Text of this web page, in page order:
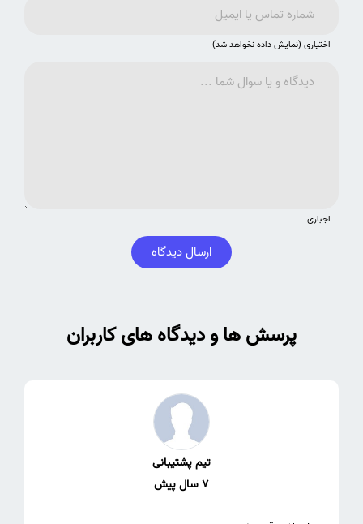
اختیاری (نمایش داده نخواهد شد)
اجباری
ارسال دیدگاه
پرسش ها و دیدگاه های کاربران
تیم پشتیبانی
7 سال پیش